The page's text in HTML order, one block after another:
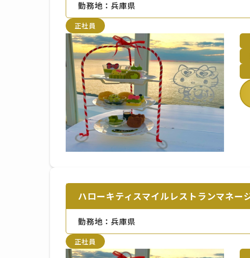
勤務地：兵庫県
正社員
ハローキティスマイルレストランマネー
勤務地：兵庫県
正社員